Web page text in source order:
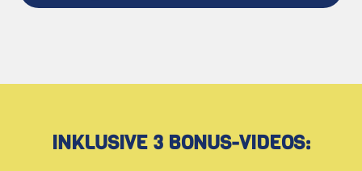
INKLUSIVE 3 BONUS-VIDEOS: